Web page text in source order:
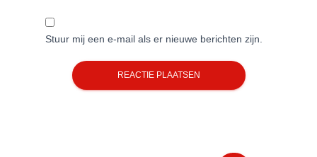
Stuur mij een e-mail als er nieuwe berichten zijn.